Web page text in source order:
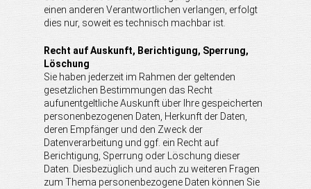
einen anderen Verantwortlichen verlangen, erfolgt
dies nur, soweit es technisch machbar ist.
Recht auf Auskunft, Berichtigung, Sperrung,
Löschung
Sie haben jederzeit im Rahmen der geltenden
gesetzlichen Bestimmungen das Recht
aufunentgeltliche Auskunft über Ihre gespeicherten
personenbezogenen Daten, Herkunft der Daten,
deren Empfänger und den Zweck der
Datenverarbeitung und ggf. ein Recht auf
Berichtigung, Sperrung oder Löschung dieser
Daten. Diesbezüglich und auch zu weiteren Fragen
zum Thema personenbezogene Daten können Sie